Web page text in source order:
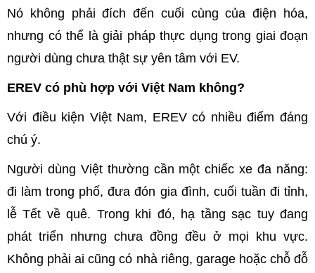
Nó không phải đích đến cuối cùng của điện hóa,
nhưng có thể là giải pháp thực dụng trong giai đoạn
người dùng chưa thật sự yên tâm với EV.
EREV có phù hợp với Việt Nam không?
Với điều kiện Việt Nam, EREV có nhiều điểm đáng
chú ý.
Người dùng Việt thường cần một chiếc xe đa năng:
đi làm trong phố, đưa đón gia đình, cuối tuần đi tỉnh,
lễ Tết về quê. Trong khi đó, hạ tầng sạc tuy đang
phát triển nhưng chưa đồng đều ở mọi khu vực.
Không phải ai cũng có nhà riêng, garage hoặc chỗ đỗ